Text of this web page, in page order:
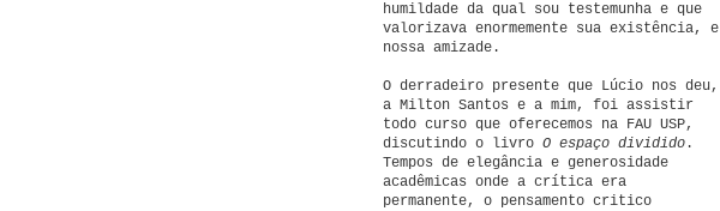
humildade da qual sou testemunha e que
valorizava enormemente sua existência, e
nossa amizade.
O derradeiro presente que Lúcio nos deu,
a Milton Santos e a mim, foi assistir
todo curso que oferecemos na FAU USP,
discutindo o livro O espaço dividido .
Tempos de elegância e generosidade
acadêmicas onde a crítica era
permanente, o pensamento critico